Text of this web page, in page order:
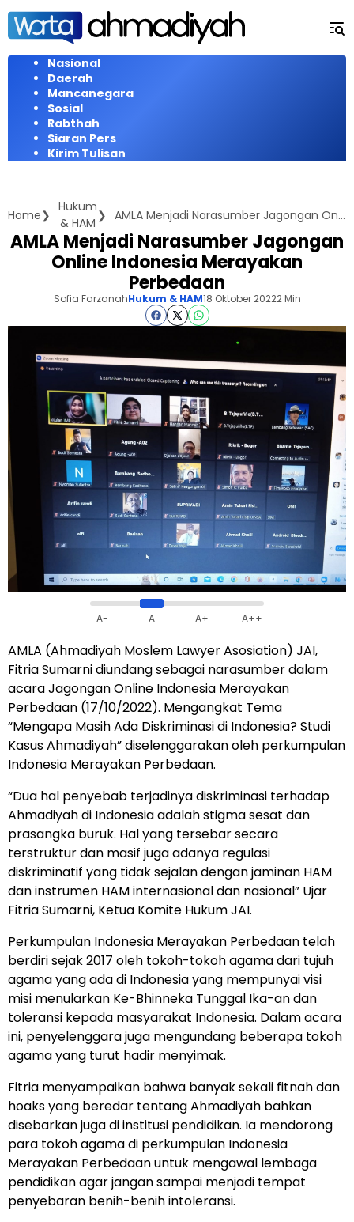
Langsung
konten
Nasional
Daerah
Mancanegara
Sosial
Rabthah
Siaran Pers
Kirim Tulisan
Home
Hukum
& HAM
AMLA Menjadi Narasumber Jagongan Online Indonesia Merayakan Perbedaan
AMLA Menjadi Narasumber Jagongan
Online Indonesia Merayakan
Perbedaan
Sofia FarzanahHukum & HAM18 Oktober 20222 Min
A- A A+ A++
AMLA (Ahmadiyah Moslem Lawyer Asosiation) JAI,
Fitria Sumarni diundang sebagai narasumber dalam
acara Jagongan Online Indonesia Merayakan
Perbedaan (17/10/2022). Mengangkat Tema
“Mengapa Masih Ada Diskriminasi di Indonesia? Studi
Kasus Ahmadiyah” diselenggarakan oleh perkumpulan
Indonesia Merayakan Perbedaan.
“Dua hal penyebab terjadinya diskriminasi terhadap
Ahmadiyah di Indonesia adalah stigma sesat dan
prasangka buruk. Hal yang tersebar secara
terstruktur dan masif juga adanya regulasi
diskriminatif yang tidak sejalan dengan jaminan HAM
dan instrumen HAM internasional dan nasional” Ujar
Fitria Sumarni, Ketua Komite Hukum JAI.
Perkumpulan Indonesia Merayakan Perbedaan telah
berdiri sejak 2017 oleh tokoh-tokoh agama dari tujuh
agama yang ada di Indonesia yang mempunyai visi
misi menularkan Ke-Bhinneka Tunggal Ika-an dan
toleransi kepada masyarakat Indonesia. Dalam acara
ini, penyelenggara juga mengundang beberapa tokoh
agama yang turut hadir menyimak.
Fitria menyampaikan bahwa banyak sekali fitnah dan
hoaks yang beredar tentang Ahmadiyah bahkan
disebarkan juga di institusi pendidikan. Ia mendorong
para tokoh agama di perkumpulan Indonesia
Merayakan Perbedaan untuk mengawal lembaga
pendidikan agar jangan sampai menjadi tempat
penyebaran benih-benih intoleransi.